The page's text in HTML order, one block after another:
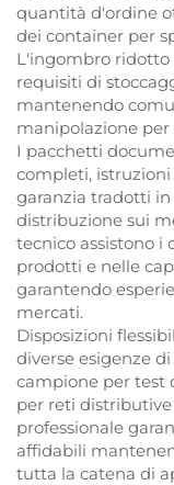
quantità d'ordine
dei container per
L'ingombro
requisiti di
mantenendo
manipolazione
I pacchetti
completi,
garanzia tradotti
distribuzione sui
tecnico assistono i
prodotti e nelle
garantendo
mercati.
Disposizioni
diverse esigenze
campione per test
per reti
professionale
affidabili
tutta la catena di